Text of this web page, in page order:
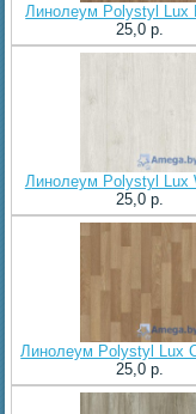
Линолеум Polystyl Lux
25,0 p.
Линолеум Polystyl Lux
25,0 p.
Линолеум Polystyl Lux
25,0 p.